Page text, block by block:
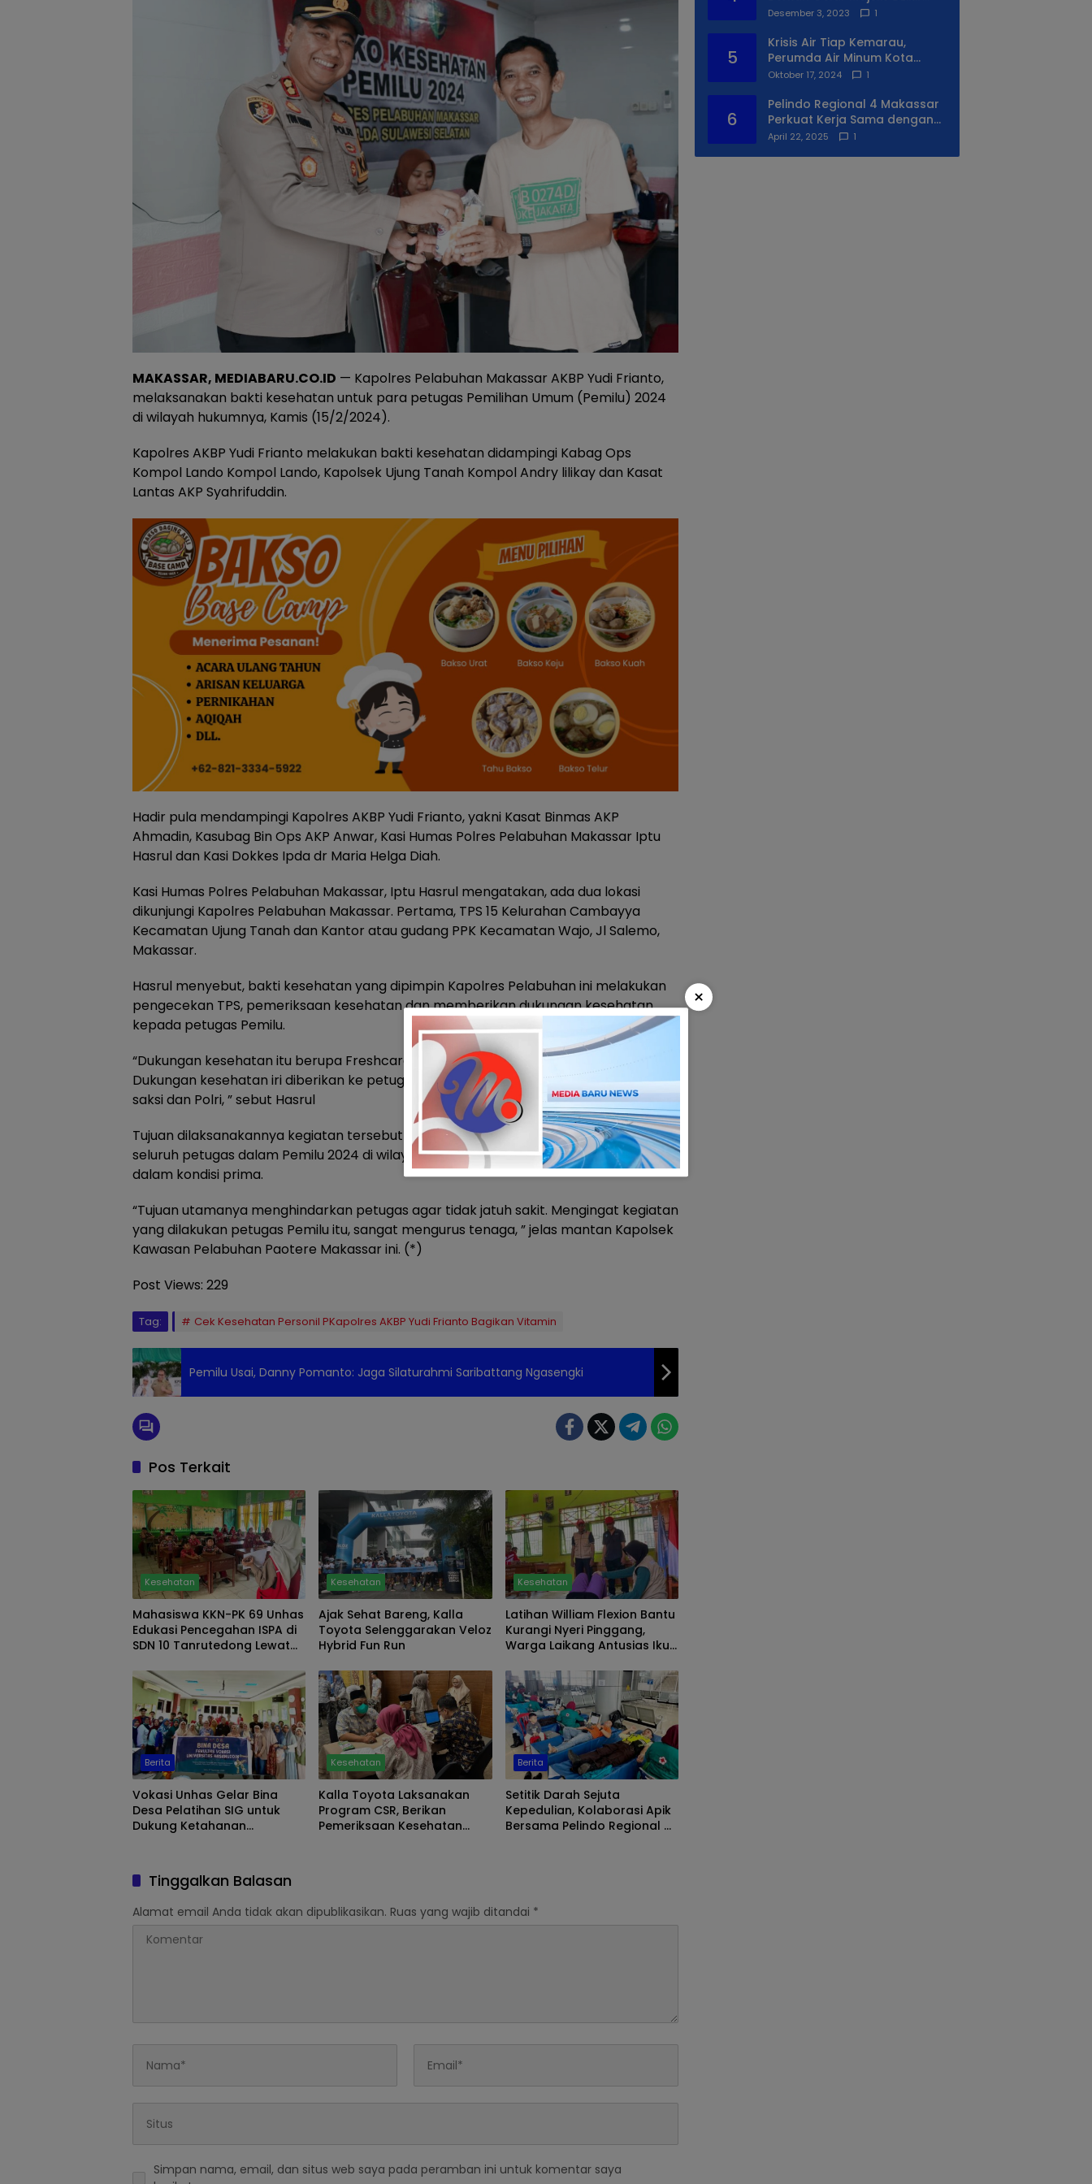
MAKASSAR, MEDIABARU.CO.ID — Kapolres Pelabuhan Makassar AKBP Yudi Frianto,
melaksanakan bakti kesehatan untuk para petugas Pemilihan Umum (Pemilu) 2024
di wilayah hukumnya, Kamis (15/2/2024).
Kapolres AKBP Yudi Frianto melakukan bakti kesehatan didampingi Kabag Ops
Kompol Lando Kompol Lando, Kapolsek Ujung Tanah Kompol Andry lilikay dan Kasat
Lantas AKP Syahrifuddin.
Hadir pula mendampingi Kapolres AKBP Yudi Frianto, yakni Kasat Binmas AKP
Ahmadin, Kasubag Bin Ops AKP Anwar, Kasi Humas Polres Pelabuhan Makassar Iptu
Hasrul dan Kasi Dokkes Ipda dr Maria Helga Diah.
Kasi Humas Polres Pelabuhan Makassar, Iptu Hasrul mengatakan, ada dua lokasi
dikunjungi Kapolres Pelabuhan Makassar. Pertama, TPS 15 Kelurahan Cambayya
Kecamatan Ujung Tanah dan Kantor atau gudang PPK Kecamatan Wajo, Jl Salemo,
Makassar.
Hasrul menyebut, bakti kesehatan yang dipimpin Kapolres Pelabuhan ini melakukan
pengecekan TPS, pemeriksaan kesehatan dan memberikan dukungan kesehatan
kepada petugas Pemilu.
“Dukungan kesehatan itu berupa Freshcare, susu beruang, You C dan multivitamin.
Dukungan kesehatan iri diberikan ke petugas TPS dalam hal ini PPS, Bawaslu, Linmas,
saksi dan Polri, ” sebut Hasrul
Tujuan dilaksanakannya kegiatan tersebut jelas Hasrul, yakni untuk memastikan
seluruh petugas dalam Pemilu 2024 di wilayah Polres Pelabuhan Makassar tetap
dalam kondisi prima.
“Tujuan utamanya menghindarkan petugas agar tidak jatuh sakit. Mengingat kegiatan
yang dilakukan petugas Pemilu itu, sangat mengurus tenaga, ” jelas mantan Kapolsek
Kawasan Pelabuhan Paotere Makassar ini. (*)
Post Views: 229
Tag: Cek Kesehatan Personil PKapolres AKBP Yudi Frianto Bagikan Vitamin
Pemilu Usai, Danny Pomanto: Jaga Silaturahmi Saribattang Ngasengki
Pos Terkait
Kesehatan
Mahasiswa KKN-PK 69 Unhas
Edukasi Pencegahan ISPA di
SDN 10 Tanrutedong Lewat
Kesehatan
Ajak Sehat Bareng, Kalla
Toyota Selenggarakan Veloz
Hybrid Fun Run
Kesehatan
Latihan William Flexion Bantu
Kurangi Nyeri Pinggang,
Warga Laikang Antusias Ikuti
Makassar
Berita
Vokasi Unhas Gelar Bina
Desa Pelatihan SIG untuk
Dukung Ketahanan
Kesehatan
Kalla Toyota Laksanakan
Program CSR, Berikan
Pemeriksaan Kesehatan
Berita
Setitik Darah Sejuta
Kepedulian, Kolaborasi Apik
Bersama Pelindo Regional 4
Tinggalkan Balasan
Alamat email Anda tidak akan dipublikasikan. Ruas yang wajib ditandai *
Simpan nama, email, dan situs web saya pada peramban ini untuk komentar saya
Syukuran Ke II
Desember 3, 2023 1
5
Krisis Air Tiap Kemarau,
Perumda Air Minum Kota
Makassar Beri Solusi Terbaik
Oktober 17, 2024 1
6
Pelindo Regional 4 Makassar
Perkuat Kerja Sama dengan
PIP Makassar Lewat Praktek
April 22, 2025 1
×